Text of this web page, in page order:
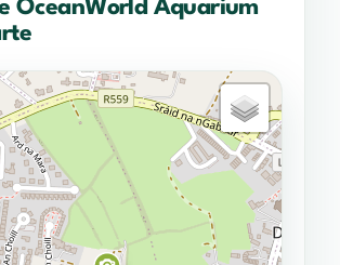
OceanWorld Aquarium